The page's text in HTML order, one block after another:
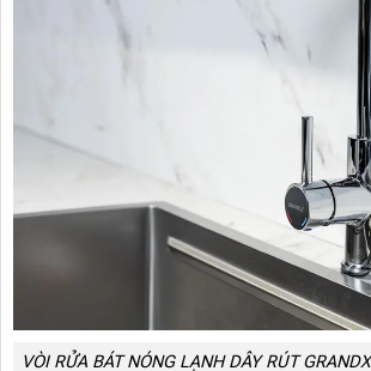
VÒI RỬA BÁT NÓNG LẠNH DÂY RÚT